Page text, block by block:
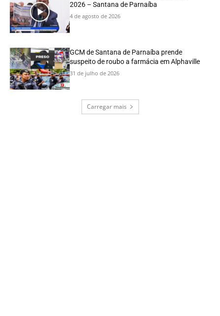
2026 – Santana de Parnaíba
4 de agosto de 2026
GCM de Santana de Parnaíba prende
suspeito de roubo a farmácia em Alphaville
31 de julho de 2026
Carregar mais